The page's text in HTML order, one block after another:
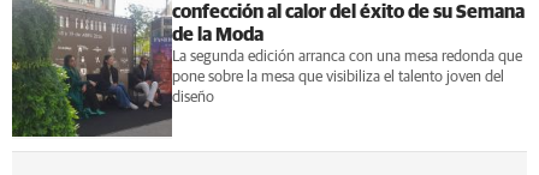
confección al calor del éxito de su Semana
de la Moda
La segunda edición arranca con una mesa redonda que
pone sobre la mesa que visibiliza el talento joven del
diseño